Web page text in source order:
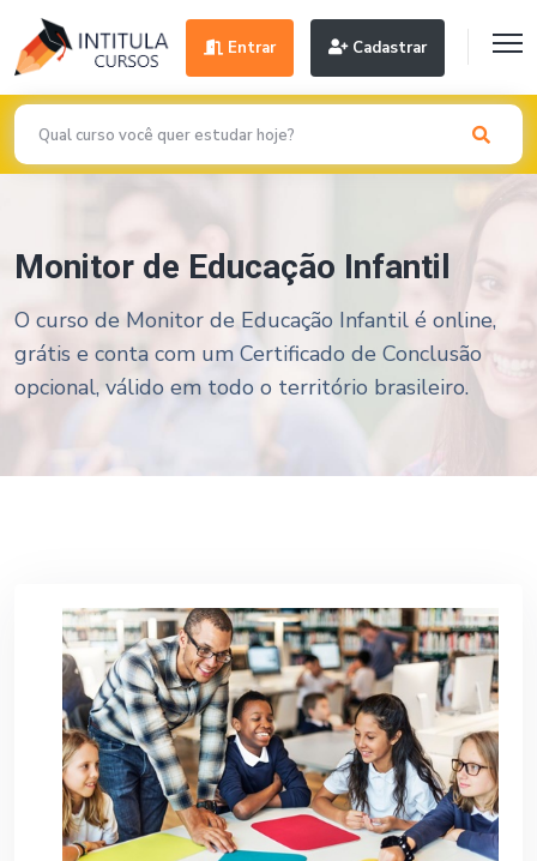
Entrar Cadastrar
Monitor de Educação Infantil
O curso de Monitor de Educação Infantil é online,
grátis e conta com um Certificado de Conclusão
opcional, válido em todo o território brasileiro.